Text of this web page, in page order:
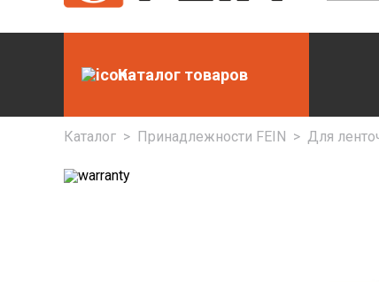
Каталог товаров
Каталог > Принадлежности FEIN > Для